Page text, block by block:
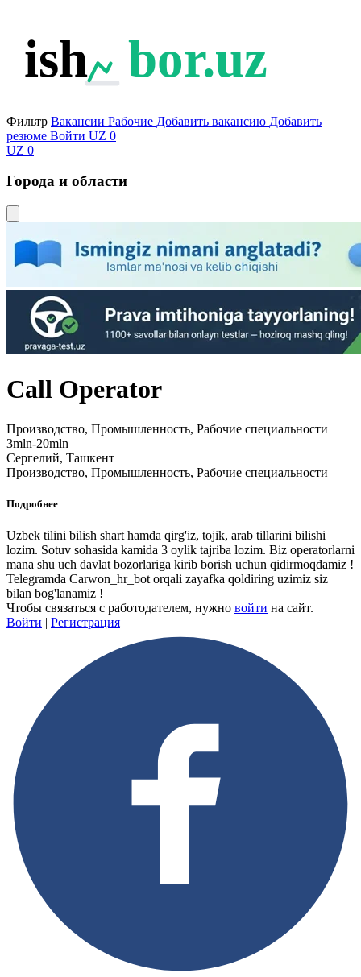
ish bor.uz
Фильтр Вакансии Рабочие Добавить вакансию Добавить
резюме Войти UZ 0
UZ 0
Города и области
Call Operator
Производство, Промышленность, Рабочие специальности
3mln-20mln
Сергелий, Ташкент
Производство, Промышленность, Рабочие специальности
Подробнее
Uzbek tilini bilish shart hamda qirg'iz, tojik, arab tillarini bilishi
lozim. Sotuv sohasida kamida 3 oylik tajriba lozim. Biz operatorlarni
mana shu uch davlat bozorlariga kirib borish uchun qidirmoqdamiz !
Telegramda Carwon_hr_bot orqali zayafka qoldiring uzimiz siz
bilan bog'lanamiz !
Чтобы связаться с работодателем, нужно войти на сайт.
Войти | Регистрация